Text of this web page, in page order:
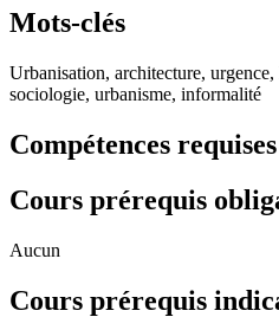
Mots-clés
Urbanisation, architecture,
sociologie, urbanisme, informalité
Compétences requises
Cours prérequis
Aucun
Cours prérequis